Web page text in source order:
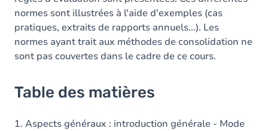
normes sont illustrées à l'aide d'exemples (cas
pratiques, extraits de rapports annuels...). Les
normes ayant trait aux méthodes de consolidation ne
sont pas couvertes dans le cadre de ce cours.
Table des matières
1. Aspects généraux : introduction générale - Mode